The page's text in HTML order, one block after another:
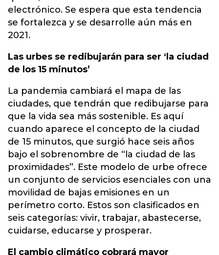
electrónico. Se espera que esta tendencia
se fortalezca y se desarrolle aún más en
2021.
Las urbes se redibujarán para ser ‘la ciudad
de los 15 minutos’
La pandemia cambiará el mapa de las
ciudades, que tendrán que redibujarse para
que la vida sea más sostenible. Es aquí
cuando aparece el concepto de la ciudad
de 15 minutos, que surgió hace seis años
bajo el sobrenombre de “la ciudad de las
proximidades”. Este modelo de urbe ofrece
un conjunto de servicios esenciales con una
movilidad de bajas emisiones en un
perímetro corto. Estos son clasificados en
seis categorías: vivir, trabajar, abastecerse,
cuidarse, educarse y prosperar.
El cambio climático cobrará mayor